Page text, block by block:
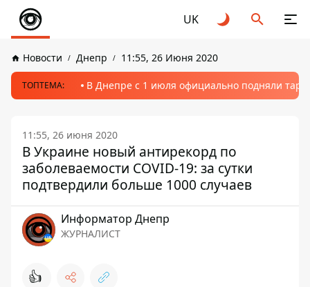
UK
Новости Днепр 11:55, 26 Июня 2020
ТОПТЕМА: В Днепре с 1 июля официально подняли
11:55, 26 июня 2020
В Украине новый антирекорд по
заболеваемости COVID-19: за сутки
подтвердили больше 1000 случаев
Информатор Днепр
ЖУРНАЛИСТ
👍